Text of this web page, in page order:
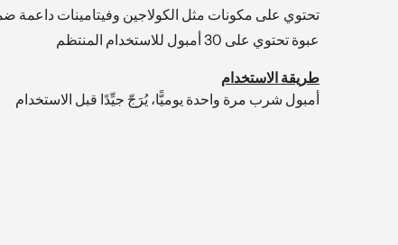
تحتوي على مكونات مثل الكولاجين وفيتامينات داعمة
عبوة تحتوي على 30 أمبول للاستخدام المنتظم
طريقة الاستخدام
أمبول شرب مرة واحدة يوميًّا، يُرَجّ جيِّدًا قبل الاستخدام